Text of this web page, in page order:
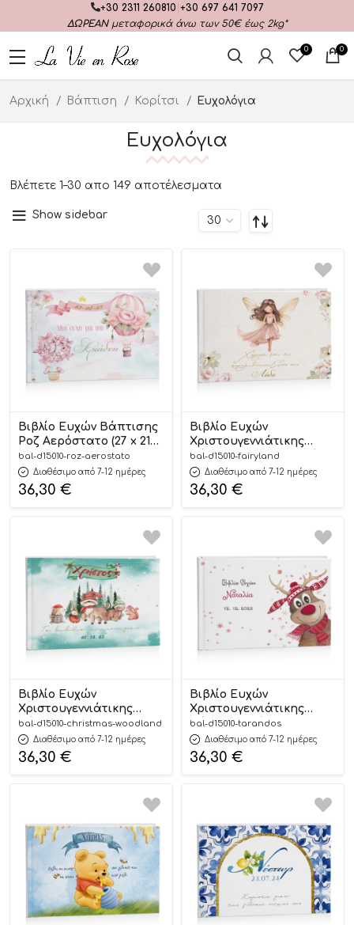
+30 2311 260810 +30 697 641 7097
ΔΩΡΕΑΝμεταφορικά άνω των 50€ έως 2kg*
0 0
Αρχική Βάπτιση Κορίτσι Ευχολόγια
Ευχολόγια
Βλέπετε 1–30 απο 149 αποτέλεσματα
Show sidebar
Βιβλίο Ευχών Βάπτισης
Ροζ Αερόστατο (27 x 21
εκ) | D15010
bal-d15010-roz-aerostato
Διαθέσιμο από 7-12 ημέρες
36,30 €
Βιβλίο Ευχών
Χριστουγεννιάτικης
Βάπτισης Νεραϊδοχώρα
(27 x 21 εκ) | D15010
bal-d15010-fairyland
Διαθέσιμο από 7-12 ημέρες
36,30 €
Βιβλίο Ευχών
Χριστουγεννιάτικης
Βάπτισης Woodland (27 x
21 εκ) | D15010
bal-d15010-christmas-woodland
Διαθέσιμο από 7-12 ημέρες
36,30 €
Βιβλίο Ευχών
Χριστουγεννιάτικης
Βάπτισης Τάρανδος (27
x 21 εκ) | D15010
bal-d15010-tarandos
Διαθέσιμο από 7-12 ημέρες
36,30 €